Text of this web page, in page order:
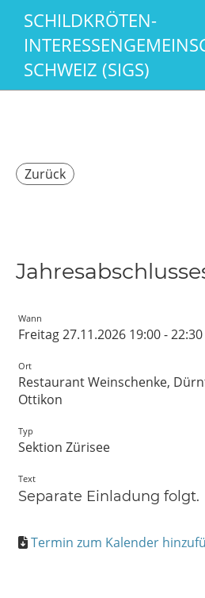
SCHILDKRÖTEN-
SCHWEIZ (SIGS)
Zurück
Wann
Freitag 27.11.2026 19:00 - 22:30
Ort
Restaurant Weinschenke,
Ottikon
Typ
Sektion Zürisee
Text
Separate Einladung folgt.
Termin zum Kalender